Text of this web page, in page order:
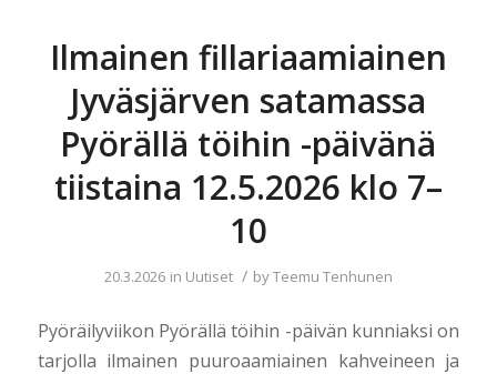
Ilmainen fillariaamiainen
Jyväsjärven satamassa
Pyörällä töihin -päivänä
tiistaina 12.5.2026 klo 7–
10
20.3.2026 in Uutiset / byTeemu Tenhunen
Pyöräilyviikon Pyörällä töihin -päivän kunniaksi on
tarjolla ilmainen puuroaamiainen kahveineen ja